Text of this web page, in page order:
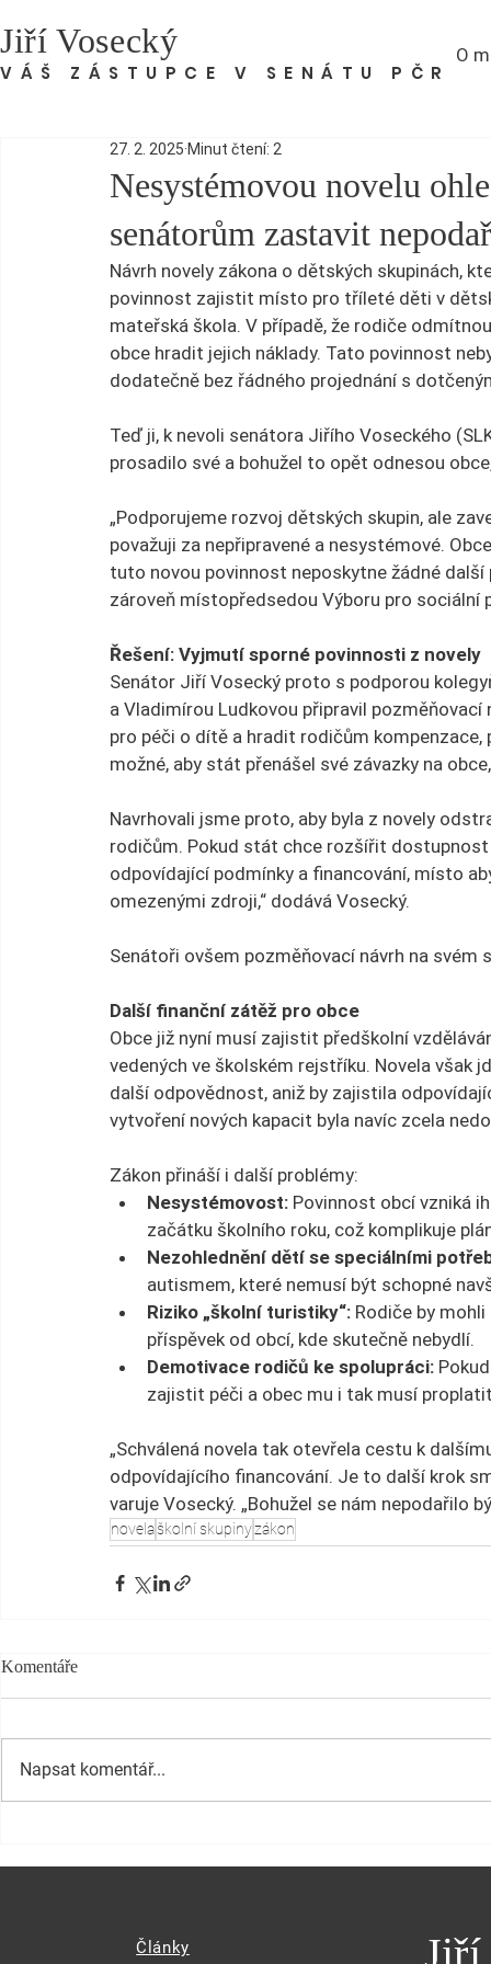
Jiří Vosecký
VÁŠ ZÁSTUPCE V SENÁTU PČR
O
Nesystémovou novelu
senátorům zastavit
27. 2. 2025 Minut čtení: 2
Návrh novely zákona o dětských skupinách,
povinnost zajistit místo pro tříleté děti v
mateřská škola. V případě, že rodiče
obce hradit jejich náklady. Tato povinnost
dodatečně bez řádného projednání s
Teď ji, k nevoli senátora Jiřího Voseckého
prosadilo své a bohužel to opět odnesou
„Podporujeme rozvoj dětských skupin, ale
považuji za nepřipravené a nesystémové.
tuto novou povinnost neposkytne žádné
zároveň místopředsedou Výboru pro sociální
Řešení: Vyjmutí sporné povinnosti z novely
Senátor Jiří Vosecký proto s podporou
a Vladimírou Ludkovou připravil
pro péči o dítě a hradit rodičům
možné, aby stát přenášel své závazky na
Navrhovali jsme proto, aby byla z novely
rodičům. Pokud stát chce rozšířit
odpovídající podmínky a financování, místo
omezenými zdroji,“ dodává Vosecký.
Senátoři ovšem pozměňovací návrh na svém
Další finanční zátěž pro obce
Obce již nyní musí zajistit předškolní
vedených ve školském rejstříku. Novela však
další odpovědnost, aniž by zajistila
vytvoření nových kapacit byla navíc zcela
Zákon přináší i další problémy:
Nesystémovost: Povinnost obcí vzniká
začátku školního roku, což komplikuje
Nezohlednění dětí se speciálními
autismem, které nemusí být schopné
Riziko „školní turistiky“: Rodiče by
příspěvek od obcí, kde skutečně nebydlí.
Demotivace rodičů ke spolupráci:
zajistit péči a obec mu i tak musí
„Schválená novela tak otevřela cestu k
odpovídajícího financování. Je to další krok
varuje Vosecký. „Bohužel se nám nepodařilo
novelaškolní skupinyzákon
Komentáře
Napsat komentář...
Články Jiří